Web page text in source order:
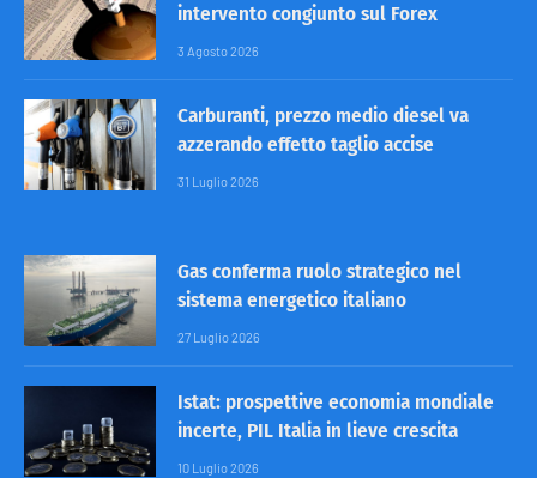
intervento congiunto sul Forex
3 Agosto 2026
Carburanti, prezzo medio diesel va
azzerando effetto taglio accise
31 Luglio 2026
Gas conferma ruolo strategico nel
sistema energetico italiano
27 Luglio 2026
Istat: prospettive economia mondiale
incerte, PIL Italia in lieve crescita
10 Luglio 2026